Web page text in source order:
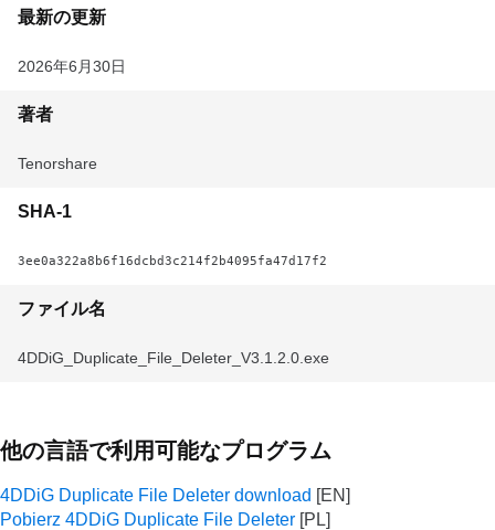
最新の更新
2026年6月30日
著者
Tenorshare
SHA-1
3ee0a322a8b6f16dcbd3c214f2b4095fa47d17f2
ファイル名
4DDiG_Duplicate_File_Deleter_V3.1.2.0.exe
他の言語で利用可能なプログラム
4DDiG Duplicate File Deleter download
Pobierz 4DDiG Duplicate File Deleter